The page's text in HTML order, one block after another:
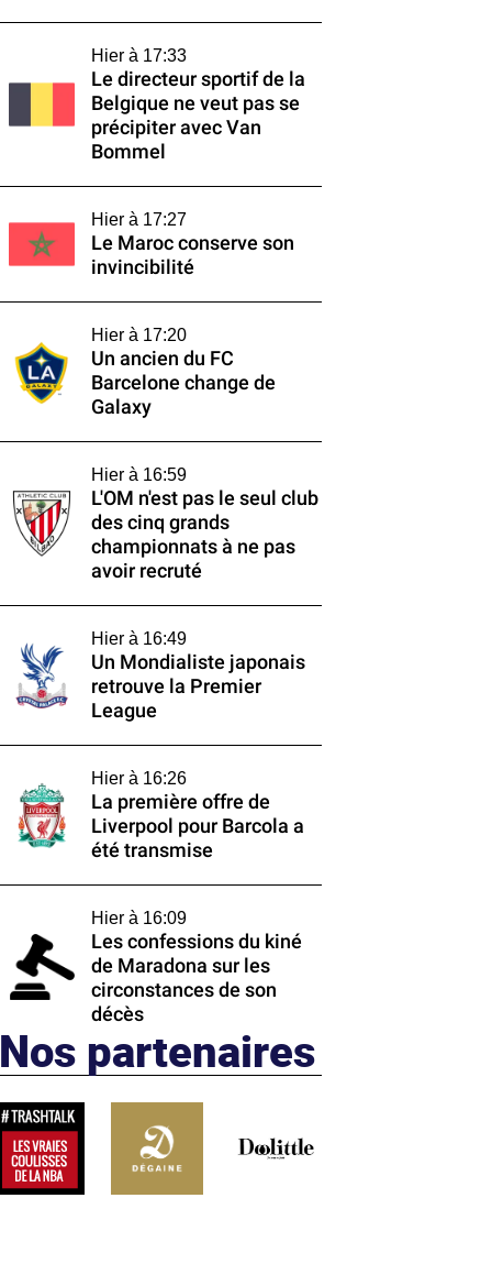
Hier à 17:33
Le directeur sportif de la
Belgique ne veut pas se
précipiter avec Van
Bommel
Hier à 17:27
Le Maroc conserve son
invincibilité
Hier à 17:20
Un ancien du FC
Barcelone change de
Galaxy
Hier à 16:59
L'OM n'est pas le seul club
des cinq grands
championnats à ne pas
avoir recruté
Hier à 16:49
Un Mondialiste japonais
retrouve la Premier
League
Hier à 16:26
La première offre de
Liverpool pour Barcola a
été transmise
Hier à 16:09
Les confessions du kiné
de Maradona sur les
circonstances de son
décès
Nos partenaires